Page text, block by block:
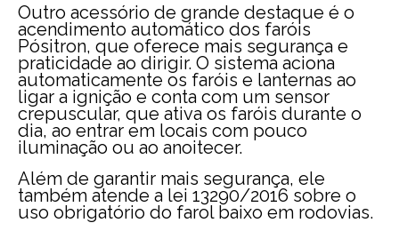
Outro acessório de grande destaque é o
acendimento automático dos faróis
Pósitron, que oferece mais segurança e
praticidade ao dirigir. O sistema aciona
automaticamente os faróis e lanternas ao
ligar a ignição e conta com um sensor
crepuscular, que ativa os faróis durante o
dia, ao entrar em locais com pouco
iluminação ou ao anoitecer.
Além de garantir mais segurança, ele
também atende a lei 13290/2016 sobre o
uso obrigatório do farol baixo em rodovias.